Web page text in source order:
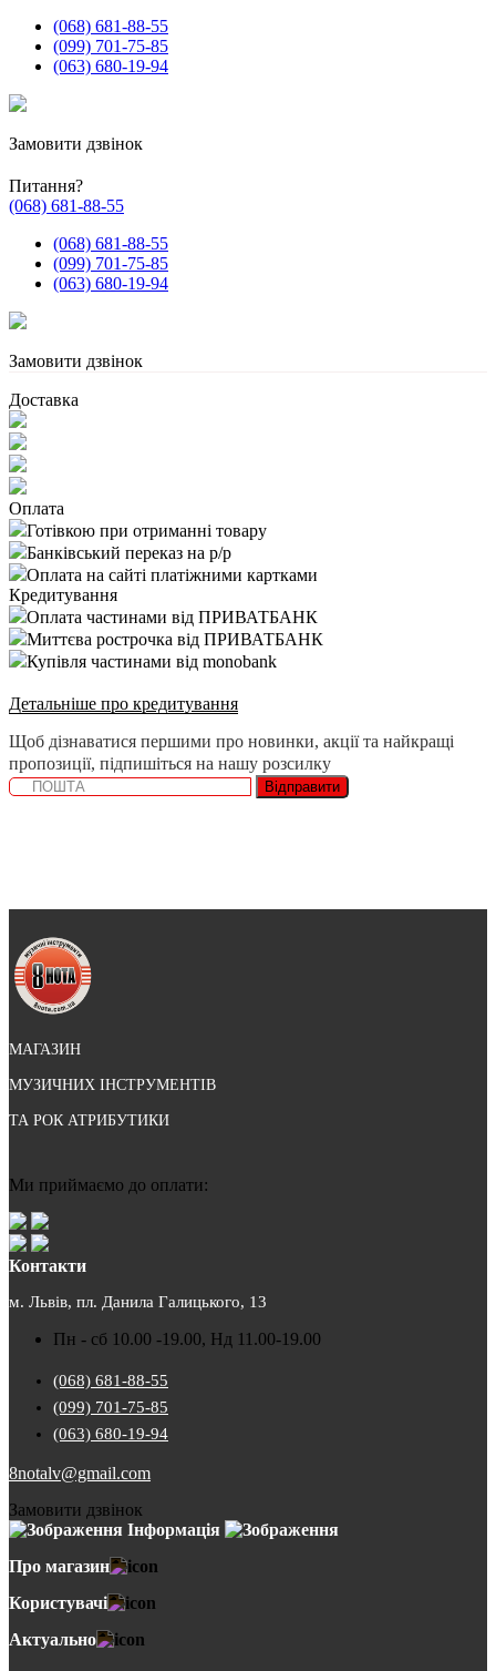
(068) 681-88-55
(099) 701-75-85
(063) 680-19-94
Замовити дзвінок
Питання?
(068) 681-88-55
(068) 681-88-55
(099) 701-75-85
(063) 680-19-94
Замовити дзвінок
Доставка
Оплата
Готівкою при отриманні товару
Банківський переказ на р/р
Оплата на сайті платіжними картками
Кредитування
Оплата частинами від ПРИВАТБАНК
Миттєва рострочка від ПРИВАТБАНК
Купівля частинами від monobank
Детальніше про кредитування
Щоб дізнаватися першими про новинки, акції та найкращі
пропозиції, підпишіться на нашу розсилку
Відправити
МАГАЗИН
МУЗИЧНИХ ІНСТРУМЕНТІВ
ТА РОК АТРИБУТИКИ
Ми приймаємо до оплати:
Контакти
м. Львів, пл. Данила Галицького, 13
Пн - сб 10.00 -19.00, Нд 11.00-19.00
(068) 681-88-55
(099) 701-75-85
(063) 680-19-94
8notalv@gmail.com
Замовити дзвінок
Інформація
Про магазин
Користувачі
Актуально